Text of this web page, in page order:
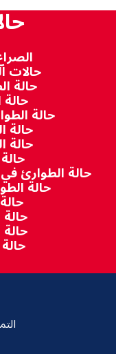
حالات
حالة
حالة
حالة
حالة
حالة الطوارئ
حالة